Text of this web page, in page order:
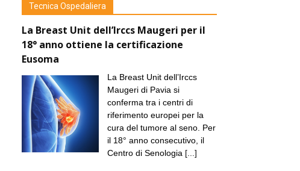
Tecnica Ospedaliera
La Breast Unit dell’Irccs Maugeri per il
18° anno ottiene la certificazione
Eusoma
La Breast Unit dell’Irccs
Maugeri di Pavia si
conferma tra i centri di
riferimento europei per la
cura del tumore al seno. Per
il 18° anno consecutivo, il
Centro di Senologia [...]